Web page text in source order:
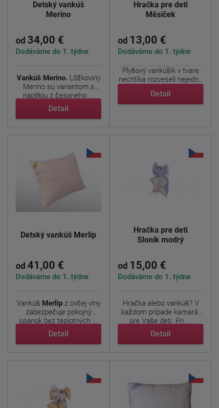
Detský vankúš
Merino
od 34,00 €
Dodáváme do 1. týdne
Vankúš Merino. Lôžkoviny
Merino sú variantom s
náplňou z česaného ...
Detail
Hračka pre deti
Měsíček
od 13,00 €
Dodáváme do 1. týdne
Plyšový vankúšik v tvare
nechtíka rozveselí nejednu
Detail
Detský vankúš Merlip
od 41,00 €
Dodáváme do 1. týdne
Vankúš Merlipz ovčej vlny
zabezpečuje pokojný
spánok bez teplotných ...
Detail
Hračka pre deti
Sloník modrý
od 15,00 €
Dodáváme do 1. týdne
Hračka alebo vankúš? V
každom prípade kamarát
pre Vaše deti. Pri ...
Detail